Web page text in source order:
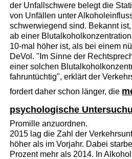
der Unfallschwere belegt die
von Unfällen unter
schwerwiegend sind. Bekannt
ab einer
10-mal höher ist, als bei einem
DeVol. "Im Sinne der
einer solchen
fahruntüchtig", erklärt der
fordert daher schon länger, die
psychologische
Promille anzuordnen.
2015 lag die Zahl der
höher als im Vorjahr. Dabei
Prozent mehr als 2014. In